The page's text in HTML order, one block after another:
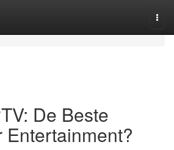
De Beste
Entertainment?